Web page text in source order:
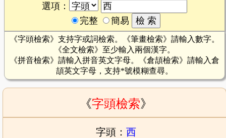
選項：
完整
簡易
《字頭檢索》支持字或詞檢索。《筆畫檢索》請輸入數字。
《全文檢索》至少輸入兩個漢字。
《拼音檢索》請輸入拼音英文字母。《倉頡檢索》請輸入倉
頡英文字母，支持*號模糊查尋。
《字頭檢索》
字頭： 西